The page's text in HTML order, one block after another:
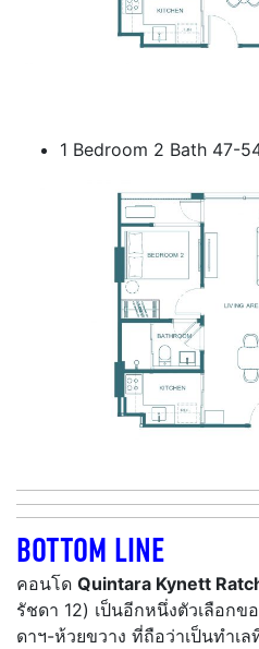
1 Bedroom 2 Bath 47-
BOTTOM LINE
คอนโด Quintara Kynett
รัชดา 12) เป็นอีกหนึ่งตัวเลือก
ดาฯ-ห้วยขวาง ที่ถือว่าเป็นทำเ